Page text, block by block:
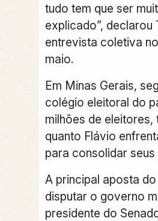
tudo tem que ser
explicado”, declarou
entrevista coletiva
maio.
Em Minas Gerais,
colégio eleitoral do
milhões de eleitores,
quanto Flávio
para consolidar seus
A principal aposta
disputar o governo
presidente do